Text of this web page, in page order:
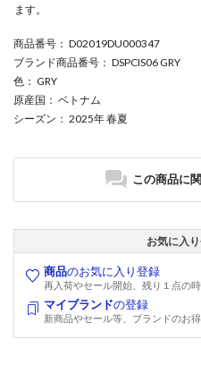
ます。
商品番号 ： D02019DU000347
ブランド商品番号 ： DSPCIS06 GRY
色 ： GRY
原産国 ： ベトナム
シーズン ： 2025年 春夏
この商品に
お気に入
商品のお気に入り登録
再入荷やセール開始、残り１点の
マイブランドの登録
新商品やセール等、ブランドのお